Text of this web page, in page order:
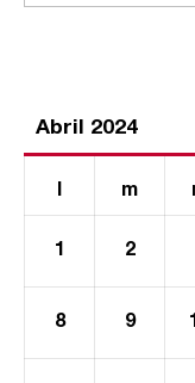
Abril 2024
m
1 2
8 9